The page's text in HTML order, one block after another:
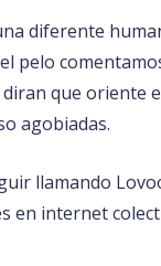
diferente
pelo
que oriente
agobiadas.
llamando
en internet